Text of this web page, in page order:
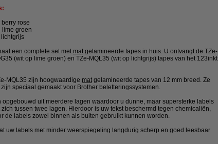
rose
lime groen
lichtgrijs
een complete set met mat gelamineerde tapes in huis. U ontvangt de TZe-
(wit op lime groen) en TZe-MQL35 (wit op lichtgrijs) tapes van het 123inkt
MQL35 zijn hoogwaardige mat gelamineerde tapes van 12 mm breed. Ze
speciaal gemaakt voor Brother beletteringssystemen.
opgebouwd uit meerdere lagen waardoor u dunne, maar supersterke labels
tussen twee lagen. Hierdoor is uw tekst beschermd tegen chemicaliën,
de labels zowel binnen als buiten gebruikt kunnen worden.
uw labels met minder weerspiegeling langdurig scherp en goed leesbaar